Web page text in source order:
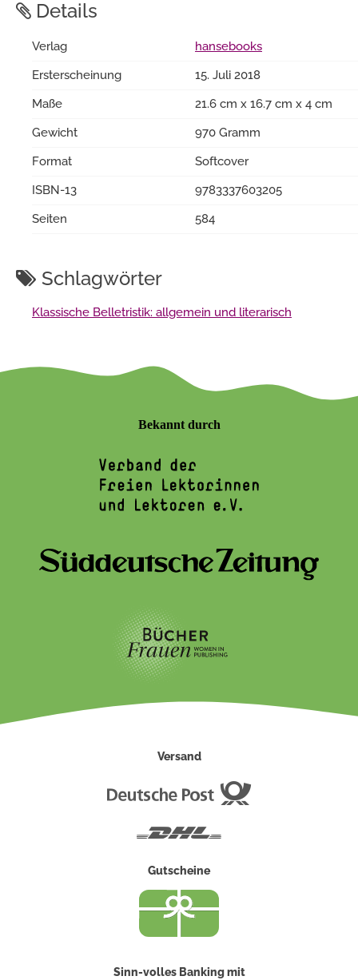
Details
Verlag
hansebooks
Ersterscheinung
15. Juli 2018
Maße
21.6 cm x 16.7 cm x 4 cm
Gewicht
970 Gramm
Format
Softcover
ISBN-13
9783337603205
Seiten
584
Schlagwörter
Klassische Belletristik: allgemein und literarisch
Bekannt durch
Versand
Gutscheine
Sinn-volles Banking mit